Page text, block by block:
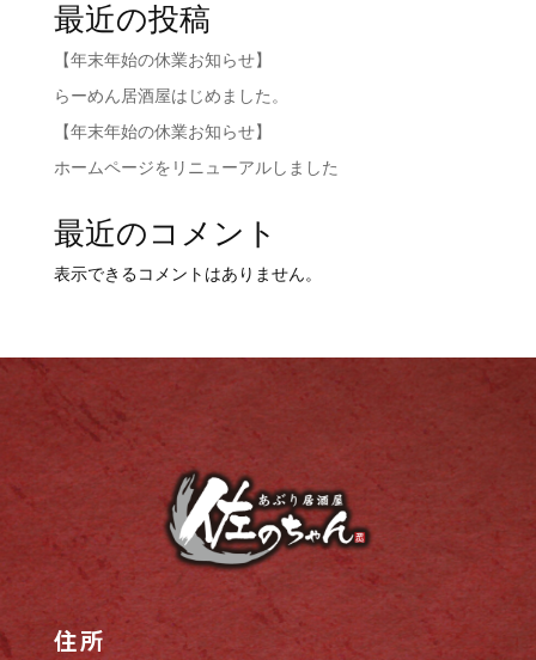
最近の投稿
【年末年始の休業お知らせ】
らーめん居酒屋はじめました。
【年末年始の休業お知らせ】
ホームページをリニューアルしました
最近のコメント
表示できるコメントはありません。
住所